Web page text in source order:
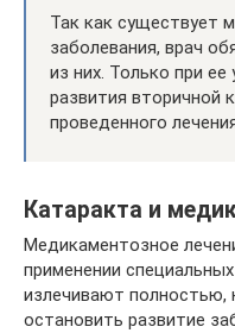
Так как существует
заболевания, врач
из них. Только при ее
развития вторичной
проведенного
Катаракта и
Медикаментозное
применении
излечивают полностью,
остановить развитие